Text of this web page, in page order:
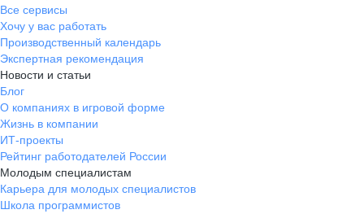
Все сервисы
Хочу у вас работать
Производственный календарь
Экспертная рекомендация
Новости и статьи
Блог
О компаниях в игровой форме
Жизнь в компании
ИТ-проекты
Рейтинг работодателей России
Молодым специалистам
Карьера для молодых специалистов
Школа программистов